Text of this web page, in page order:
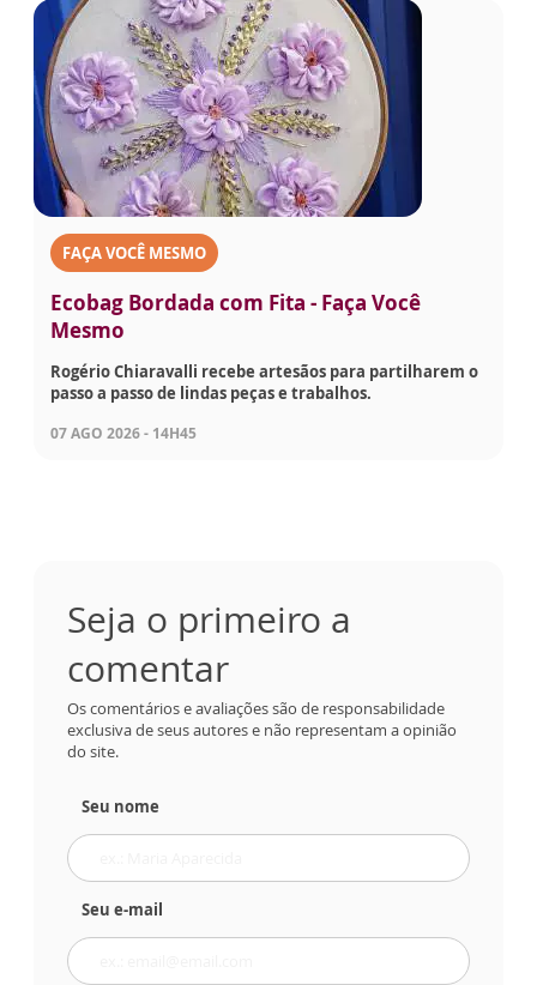
FAÇA VOCÊ MESMO
Ecobag Bordada com Fita - Faça Você
Mesmo
Rogério Chiaravalli recebe artesãos para partilharem o
passo a passo de lindas peças e trabalhos.
07 AGO 2026 - 14H45
Seja o primeiro a
comentar
Os comentários e avaliações são de responsabilidade
exclusiva de seus autores e não representam a opinião
do site.
Seu nome
Seu e-mail